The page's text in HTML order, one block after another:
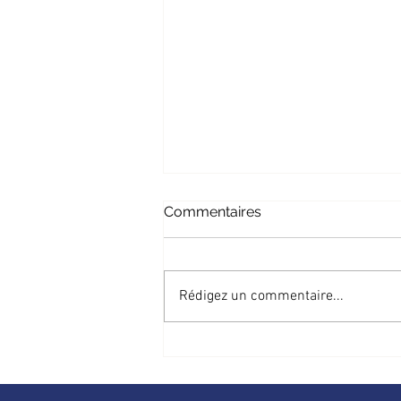
fait au moins 18 morts en
Commentaires
Rédigez un commentaire...